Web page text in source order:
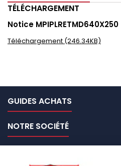
TÉLÉCHARGEMENT
Notice MPIPLRETMD640X250
Téléchargement (246.34KB)
GUIDES ACHATS
NOTRE SOCIÉTÉ